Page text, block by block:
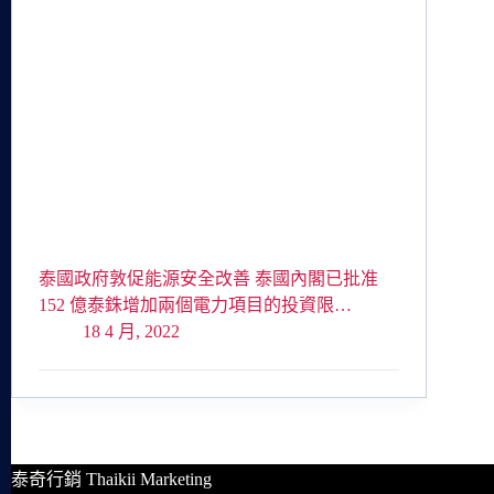
泰國政府敦促能源安全改善 泰國內閣已批准
152 億泰銖增加兩個電力項目的投資限…
18 4 月, 2022
泰奇行銷 Thaikii Marketing